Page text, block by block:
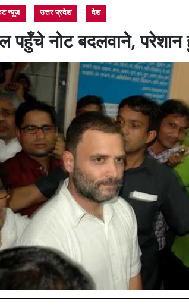
न्यूज़ उत्तर प्रदेश देश
पहुँचे नोट बदलवाने,